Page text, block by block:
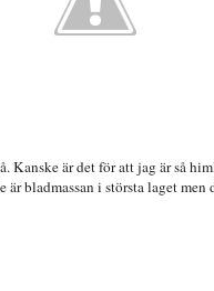
Kanske är det för att jag är så
bladmassan i största laget men